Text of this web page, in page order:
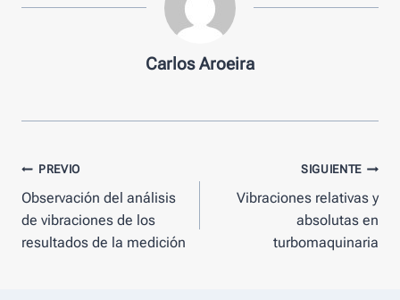
Carlos Aroeira
Mensaje
de
navegación
PREVIO
Observación del análisis
de vibraciones de los
resultados de la medición
SIGUIENTE
Vibraciones relativas y
absolutas en
turbomaquinaria